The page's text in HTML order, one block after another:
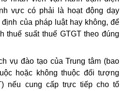
vực có phải là hoạt động dạy
của pháp luật hay không, để
thuế suất thuế GTGT theo đúng
vụ đào tạo của Trung tâm (bao
hoặc không thuộc đối tượng
nếu cung cấp trực tiếp cho tổ